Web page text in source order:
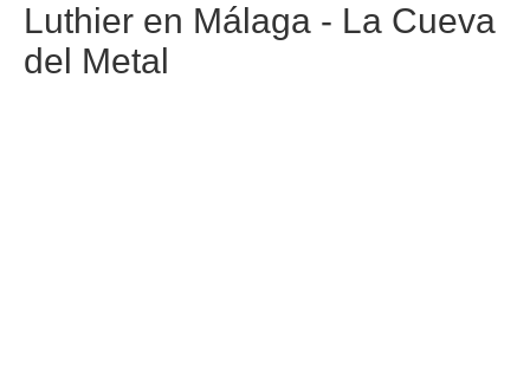
Luthier en Málaga - La Cueva
del Metal